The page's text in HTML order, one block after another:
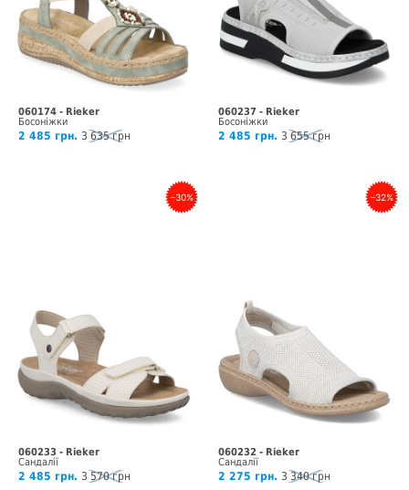
060174 - Rieker
Босоніжки
2 485 грн. 3 635 грн
060237 - Rieker
Босоніжки
2 485 грн. 3 655 грн
–30%
060233 - Rieker
Сандалії
2 485 грн. 3 570 грн
–32%
060232 - Rieker
Сандалії
2 275 грн. 3 340 грн